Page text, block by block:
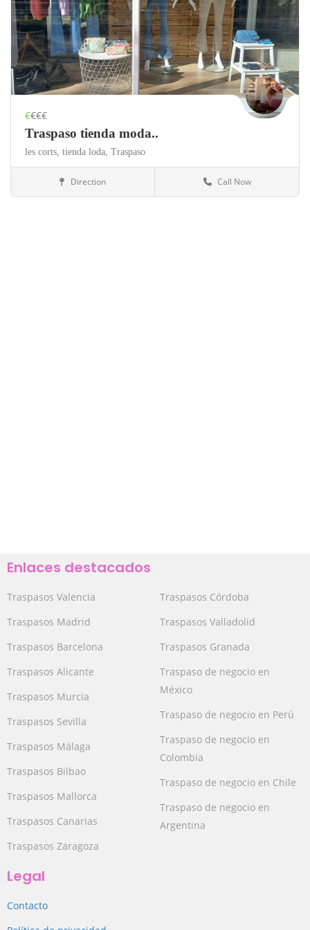
€€€€
Traspaso tienda moda..
les corts, tienda loda, Traspaso
Tiendas Barcelona
Direction Call Now
Enlaces destacados
Traspasos Valencia
Traspasos Madrid
Traspasos Barcelona
Traspasos Alicante
Traspasos Murcia
Traspasos Sevilla
Traspasos Málaga
Traspasos Bilbao
Traspasos Mallorca
Traspasos Canarias
Traspasos Zaragoza
Traspasos Córdoba
Traspasos Valladolid
Traspasos Granada
Traspaso de negocio en
México
Traspaso de negocio en Perú
Traspaso de negocio en
Colombia
Traspaso de negocio en Chile
Traspaso de negocio en
Argentina
Legal
Contacto